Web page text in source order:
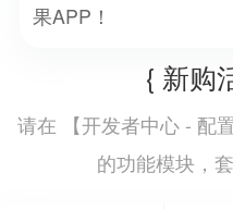
果APP！
{ 新购
请在 【开发者中心 - 配
的功能模块，